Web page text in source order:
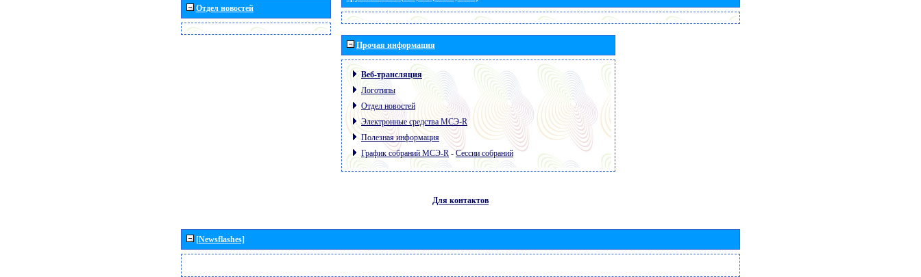
Отдел новостей
Прочая информация
Веб-трансляция
Логотипы
Отдел новостей
Электронные средства МСЭ-R
Полезная информация
График собраний МСЭ-R -Сессии собраний
Для контактов
[Newsflashes]